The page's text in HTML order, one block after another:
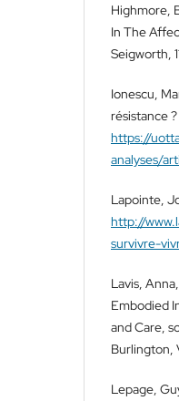
Highmore,
In The
Seigworth,
Ionescu,
résistance ?
https://
analyses/
Lapointe,
http://
survivre-
Lavis,
Embodied
and Care,
Burlington,
Lepage,